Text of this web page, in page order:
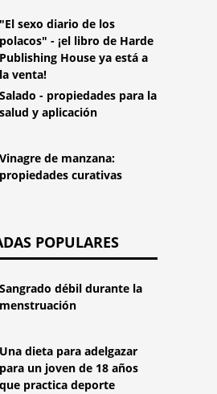
"El sexo diario de los
polacos" - ¡el libro de Harde
Publishing House ya está a
la venta!
Salado - propiedades para la
salud y aplicación
Vinagre de manzana:
propiedades curativas
POPULARES
Sangrado débil durante la
menstruación
Una dieta para adelgazar
para un joven de 18 años
que practica deporte